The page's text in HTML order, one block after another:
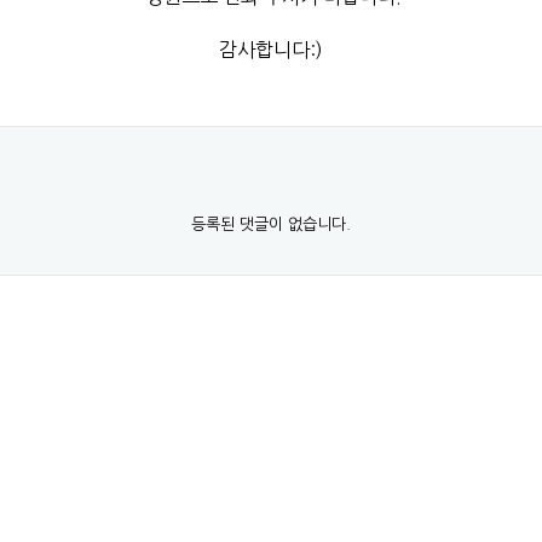
감사합니다:)
등록된 댓글이 없습니다.